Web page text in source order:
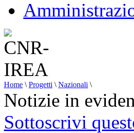
Home \ Progetti \ Nazionali \
Notizie in
Sottoscrivi